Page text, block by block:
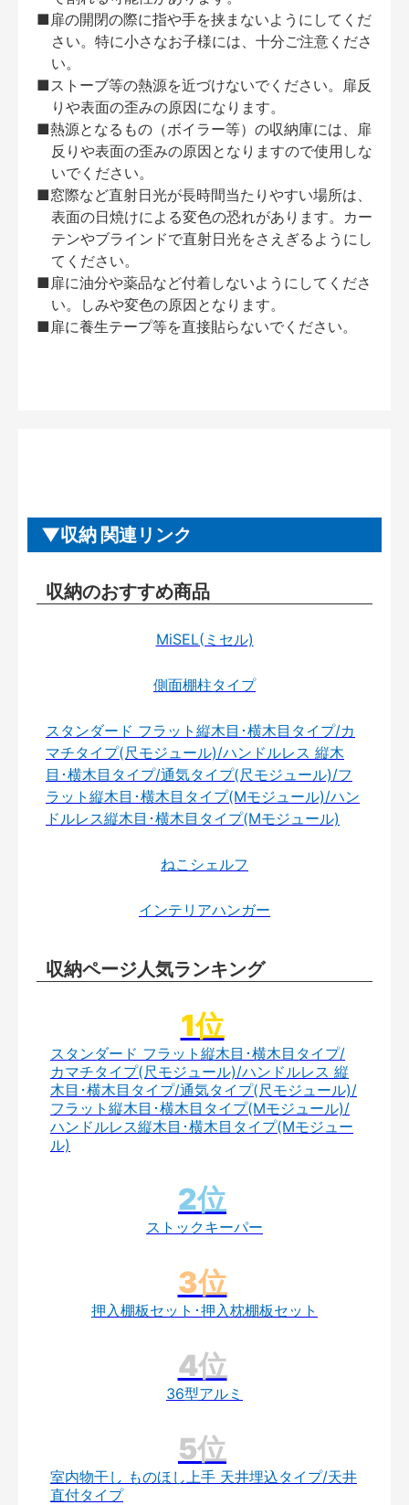
■扉の開閉の際に指や手を挟まないようにしてくだ
さい。特に小さなお子様には、十分ご注意くださ
い。
■ストーブ等の熱源を近づけないでください。扉反
りや表面の歪みの原因になります。
■熱源となるもの（ボイラー等）の収納庫には、扉
反りや表面の歪みの原因となりますので使用しな
いでください。
■窓際など直射日光が長時間当たりやすい場所は、
表面の日焼けによる変色の恐れがあります。カー
テンやブラインドで直射日光をさえぎるようにし
てください。
■扉に油分や薬品など付着しないようにしてくださ
い。しみや変色の原因となります。
■扉に養生テープ等を直接貼らないでください。
収納 関連リンク
収納のおすすめ商品
MiSEL(ミセル)
側面棚柱タイプ
スタンダード フラット縦木目･横木目タイプ/カ
マチタイプ(尺モジュール)/ハンドルレス 縦木
目･横木目タイプ/通気タイプ(尺モジュール)/フ
ラット縦木目･横木目タイプ(Mモジュール)/ハン
ドルレス縦木目･横木目タイプ(Mモジュール)
ねこシェルフ
インテリアハンガー
収納ページ人気ランキング
スタンダード フラット縦木目･横木目タイプ/
カマチタイプ(尺モジュール)/ハンドルレス 縦
木目･横木目タイプ/通気タイプ(尺モジュール)/
フラット縦木目･横木目タイプ(Mモジュール)/
ハンドルレス縦木目･横木目タイプ(Mモジュー
ル)
ストックキーパー
押入棚板セット･押入枕棚板セット
36型アルミ
室内物干し ものほし上手 天井埋込タイプ/天井
直付タイプ